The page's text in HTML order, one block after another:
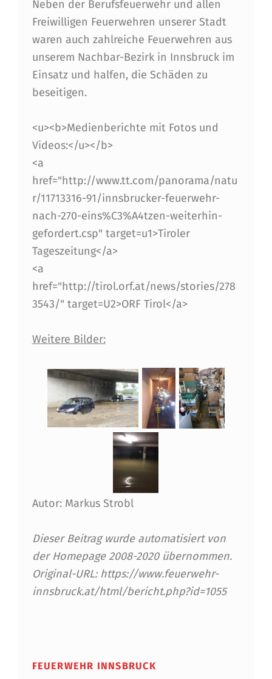
S
Ä
T
Z
E
A
C
H
U
N
W
E
T
T
E
B
R
U
C
K
Neben der Berufsfeuerwehr und allen
Freiwilligen Feuerwehren unserer Stadt
waren auch zahlreiche Feuerwehren aus
unserem Nachbar-Bezirk in Innsbruck im
Einsatz und halfen, die Schäden zu
beseitigen.
<u><b>Medienberichte mit Fotos und
Videos:</u></b>
<a
href="http://www.tt.com/panorama/natu
r/11713316-91/innsbrucker-feuerwehr-
nach-270-eins%C3%A4tzen-weiterhin-
gefordert.csp" target=u1>Tiroler
Tageszeitung</a>
<a
href="http://tirol.orf.at/news/stories/278
3543/" target=U2>ORF Tirol</a>
Weitere Bilder:
Autor: Markus Strobl
Dieser Beitrag wurde automatisiert von
der Homepage 2008-2020 übernommen.
Original-URL: https://www.feuerwehr-
innsbruck.at/html/bericht.php?id=1055
FEUERWEHR INNSBRUCK